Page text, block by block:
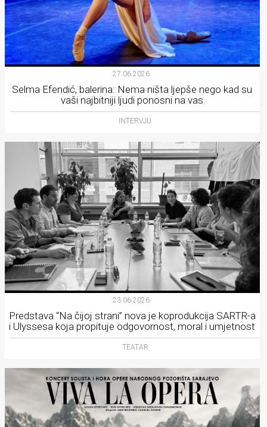
27.06.2026.
Selma Efendić, balerina: Nema ništa ljepše nego kad su
vaši najbitniji ljudi ponosni na vas
INTERVJU
23.06.2026.
Predstava “Na čijoj strani” nova je koprodukcija SARTR-a
i Ulyssesa koja propituje odgovornost, moral i umjetnost
TEATAR